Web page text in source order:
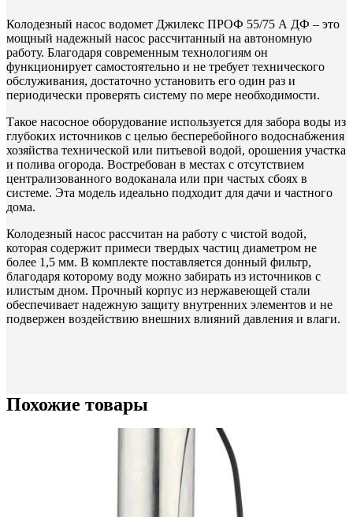
Колодезный насос водомет Джилекс ПРОФ 55/75 А ДФ – это
мощный надежный насос рассчитанный на автономную
работу. Благодаря современным технологиям он
функционирует самостоятельно и не требует технического
обслуживания, достаточно установить его один раз и
периодически проверять систему по мере необходимости.
Такое насосное оборудование используется для забора воды из
глубоких источников с целью бесперебойного водоснабжения
хозяйства технической или питьевой водой, орошения участка
и полива огорода. Востребован в местах с отсутствием
централизованного водоканала или при частых сбоях в
системе. Эта модель идеально подходит для дачи и частного
дома.
Колодезный насос рассчитан на работу с чистой водой,
которая содержит примеси твердых частиц диаметром не
более 1,5 мм. В комплекте поставляется донный фильтр,
благодаря которому воду можно забирать из источников с
илистым дном. Прочный корпус из нержавеющей стали
обеспечивает надежную защиту внутренних элементов и не
подвержен воздействию внешних влияний давления и влаги.
Похожие товары